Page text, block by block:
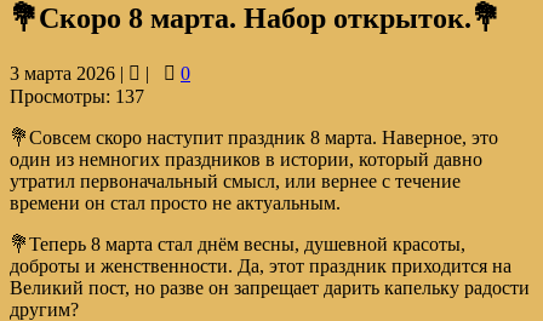
💐Скоро 8 марта. Набор открыток.💐
3 марта 2026 | |
0
Просмотры: 137
💐Совсем скоро наступит праздник 8 марта. Наверное, это
один из немногих праздников в истории, который давно
утратил первоначальный смысл, или вернее с течение
времени он стал просто не актуальным.
💐Теперь 8 марта стал днём весны, душевной красоты,
доброты и женственности. Да, этот праздник приходится на
Великий пост, но разве он запрещает дарить капельку радости
другим?